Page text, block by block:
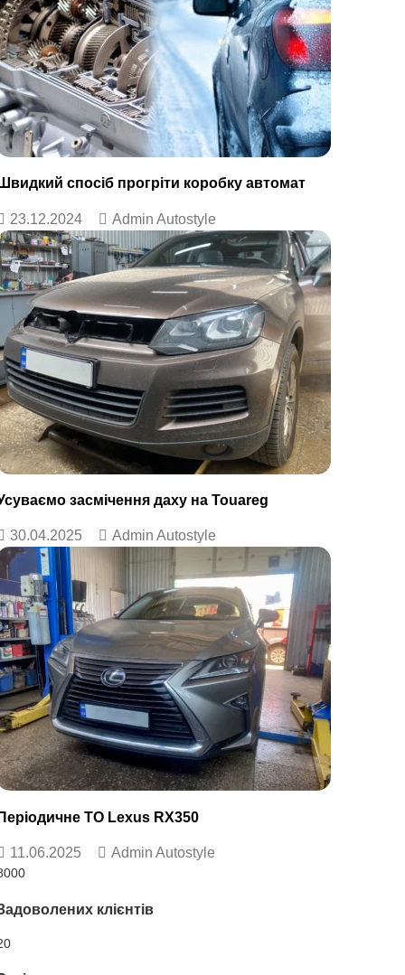
спосіб прогріти коробку автомат
23.12.2024 Admin Autostyle
засмічення даху на Touareg
30.04.2025 Admin Autostyle
ТО Lexus RX350
11.06.2025 Admin Autostyle
клієнтів